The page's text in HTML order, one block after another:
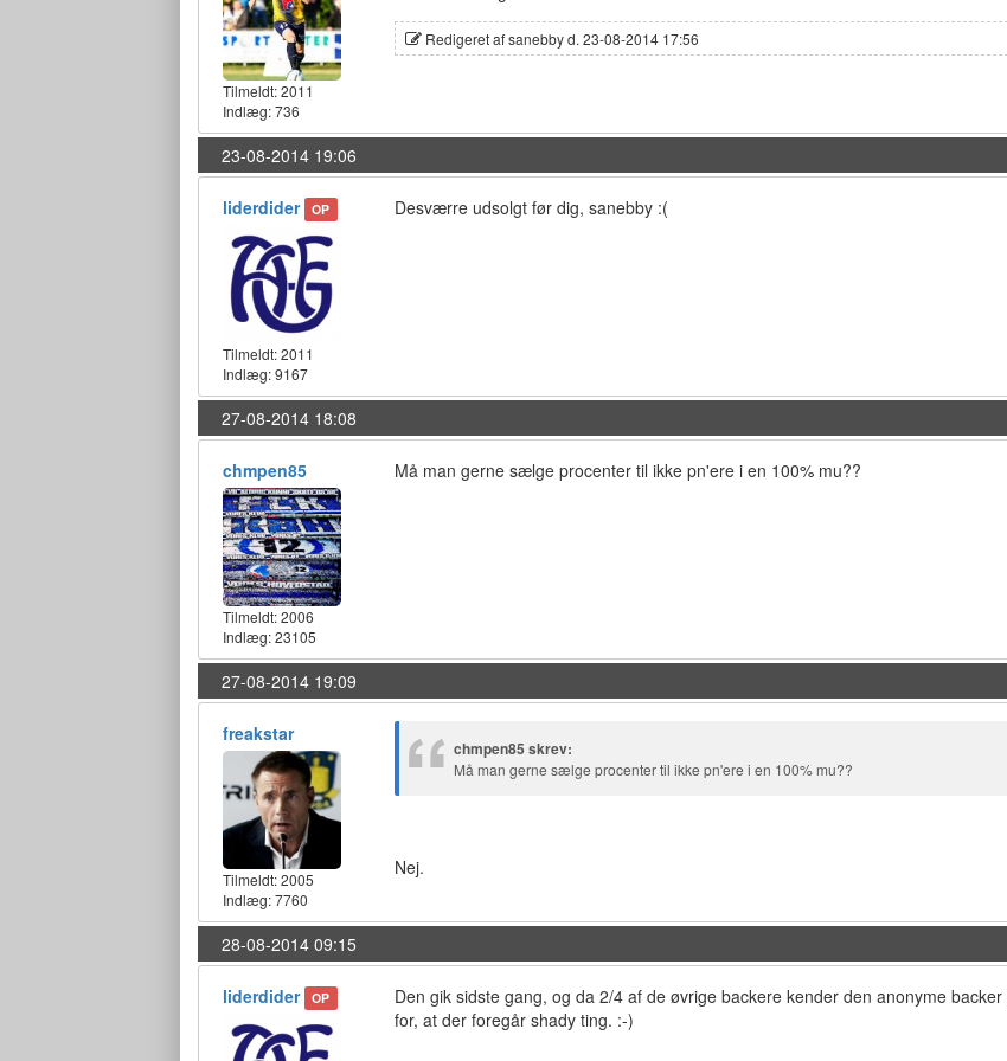
Tilmeldt:2011
Indlæg: 736
Redigeret af sanebby d. 23-08-2014 17:56
23-08-2014 19:06
liderdider OP
Tilmeldt:2011
Indlæg: 9167
Desværre udsolgt før dig, sanebby :(
27-08-2014 18:08
chmpen85
Tilmeldt:2006
Indlæg: 23105
Må man gerne sælge procenter til ikke pn'ere i en 100% mu??
27-08-2014 19:09
freakstar
Tilmeldt:2005
Indlæg: 7760
chmpen85 skrev:
Må man gerne sælge procenter til ikke pn'ere i en 100% mu??
Nej.
28-08-2014 09:15
liderdider OP
Den gik sidste gang, og da 2/4 af de øvrige backere kender den anonyme
for, at der foregår shady ting. :-)